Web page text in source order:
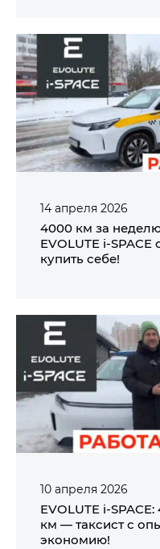
14 апреля 2026
4000 км за
EVOLUTE
купить себе!
10 апреля 2026
EVOLUTE
км — таксист с
экономию!